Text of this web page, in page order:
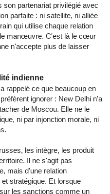
son partenariat privilégié avec
parfaite : ni satellite, ni alliée
qui utilise chaque relation
manœuvre. C'est là le cœur
n'accepte plus de laisser
indienne
rappelé ce que beaucoup en
ignorer : New Delhi n'a
de Moscou. Elle ne le
ni par injonction morale, ni
les intègre, les produit
Il ne s'agit pas
mais d'une relation
stratégique. Et lorsque
les sanctions comme un